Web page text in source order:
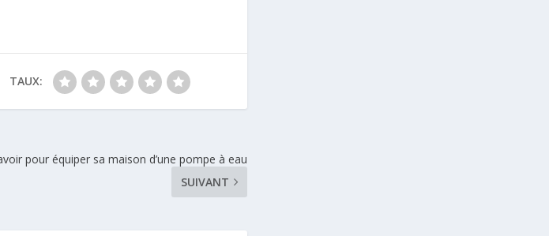
TAUX:
pour équiper sa maison d’une pompe à eau
SUIVANT